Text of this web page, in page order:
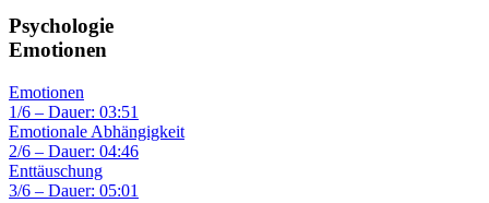
Psychologie
Emotionen
Emotionen
1/6 – Dauer: 03:51
Emotionale Abhängigkeit
2/6 – Dauer: 04:46
Enttäuschung
3/6 – Dauer: 05:01